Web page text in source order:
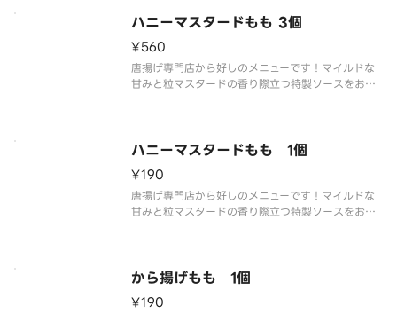
ハニーマスタードもも 3個
¥560
唐揚げ専門店から好しのメニューです！マイルドな
甘みと粒マスタードの香り際立つ特製ソースをお楽
ハニーマスタードもも 1個
¥190
唐揚げ専門店から好しのメニューです！マイルドな
甘みと粒マスタードの香り際立つ特製ソースをお楽
から揚げもも 1個
¥190